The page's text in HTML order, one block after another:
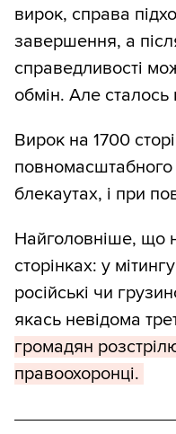
вирок, справа
завершення, а
справедливості
обмін. Але сталось
Вирок на 1700
блекаутах, і при
Найголовніше, що
сторінках: у
російські чи
якась невідома
громадян
правоохоронці.